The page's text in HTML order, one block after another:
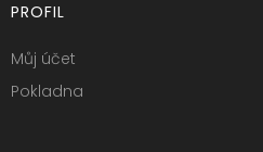
PROFIL
Můj účet
Pokladna